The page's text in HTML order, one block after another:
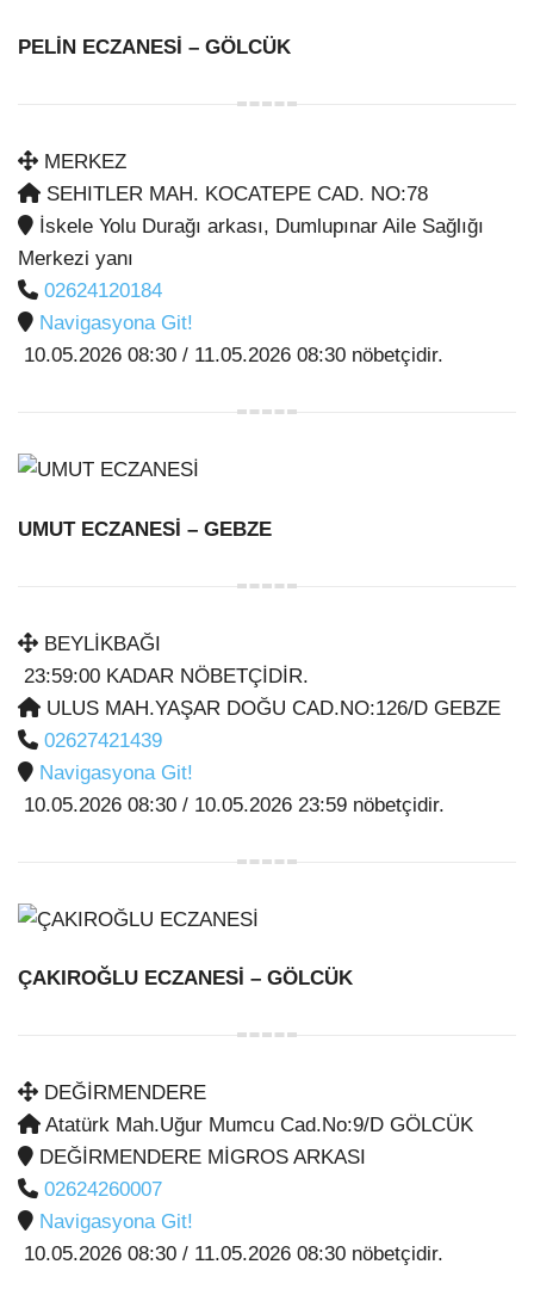
PELİN ECZANESİ – GÖLCÜK
MERKEZ
SEHITLER MAH. KOCATEPE CAD. NO:78
İskele Yolu Durağı arkası, Dumlupınar Aile Sağlığı
Merkezi yanı
02624120184
Navigasyona Git!
10.05.2026 08:30 / 11.05.2026 08:30 nöbetçidir.
UMUT ECZANESİ – GEBZE
BEYLİKBAĞI
23:59:00 KADAR NÖBETÇİDİR.
ULUS MAH.YAŞAR DOĞU CAD.NO:126/D GEBZE
02627421439
Navigasyona Git!
10.05.2026 08:30 / 10.05.2026 23:59 nöbetçidir.
ÇAKIROĞLU ECZANESİ – GÖLCÜK
DEĞİRMENDERE
Atatürk Mah.Uğur Mumcu Cad.No:9/D GÖLCÜK
DEĞİRMENDERE MİGROS ARKASI
02624260007
Navigasyona Git!
10.05.2026 08:30 / 11.05.2026 08:30 nöbetçidir.